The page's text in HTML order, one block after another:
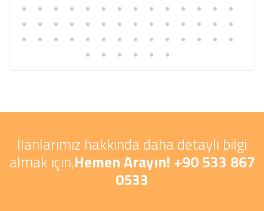
İlanlarımız hakkında daha detaylı bilgi
almak için,Hemen Arayın! +90 533 867
0533